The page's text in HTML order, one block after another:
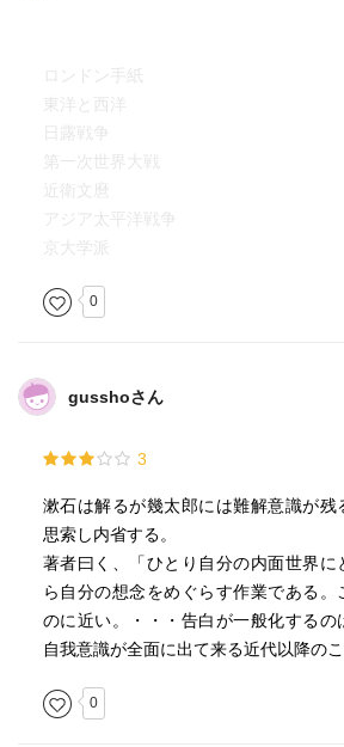
ロンドン手紙
東洋と西洋
日露戦争
第一次世界大戦
近衛文麿
アジア太平洋戦争
京大学派
0
gusshoさん
3
漱石は解るが幾太郎には難解意識が残
思索し内省する。
著者曰く、「ひとり自分の内面世界に
ら自分の想念をめぐらす作業である。
のに近い。・・・告白が一般化するの
自我意識が全面に出て来る近代以降のこ
0